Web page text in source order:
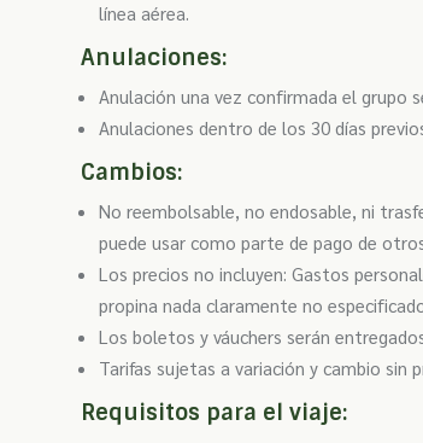
línea aérea.
Anulaciones:
Anulación una vez confirmada el grupo
Anulaciones dentro de los 30 días
Cambios:
No reembolsable, no endosable, ni
puede usar como parte de pago de
Los precios no incluyen: Gastos
propina nada claramente no
Los boletos y váuchers serán
Tarifas sujetas a variación y cambio sin
Requisitos para el viaje: